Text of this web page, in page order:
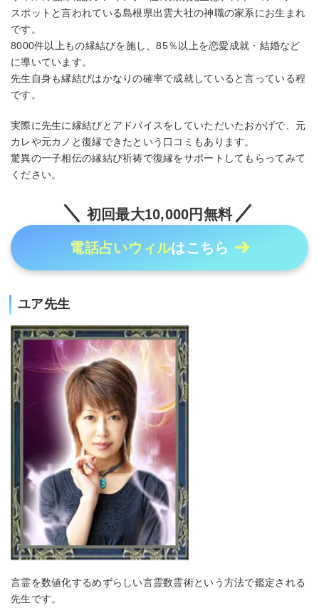
スポットと言われている島根県出雲大社の神職の家系にお生まれ
です。
8000件以上もの縁結びを施し、85％以上を恋愛成就・結婚など
に導いています。
先生自身も縁結びはかなりの確率で成就していると言っている程
です。
実際に先生に縁結びとアドバイスをしていただいたおかげで、元
カレや元カノと復縁できたという口コミもあります。
驚異の一子相伝の縁結び祈祷で復縁をサポートしてもらってみて
ください。
初回最大10,000円無料
電話占いウィルはこちら
ユア先生
言霊を数値化するめずらしい言霊数霊術という方法で鑑定される
先生です。